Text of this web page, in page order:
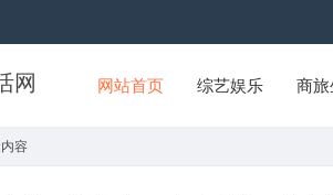
网 网站首页 综艺娱乐 商
容